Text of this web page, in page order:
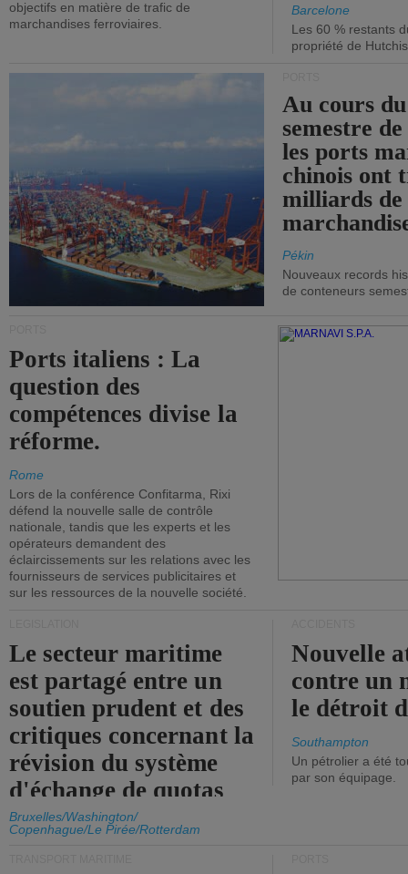
objectifs en matière de trafic de
marchandises ferroviaires.
Barcelone
Les 60 % restants
propriété de
Au cours
semestre
les ports
chinois ont
milliards de
Pékin
Nouveaux records
de conteneurs
Ports italiens : La
question des
compétences divise la
réforme.
Rome
Lors de la conférence Confitarma, Rixi
défend la nouvelle salle de contrôle
nationale, tandis que les experts et les
opérateurs demandent des
éclaircissements sur les relations avec les
fournisseurs de services publicitaires et
sur les ressources de la nouvelle société.
Le secteur maritime
est partagé entre un
soutien prudent et des
critiques concernant la
révision du système
d'échange de quotas
d'émission de l'UE.
Bruxelles/Washington/
Copenhague/Le Pirée/Rotterdam
Nouvelle
contre un
le détroit
Southampton
Un pétrolier a été
par son équipage.